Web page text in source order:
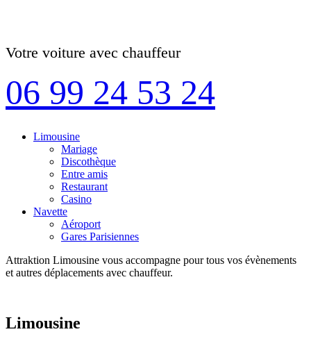
Votre voiture avec chauffeur
06 99 24 53 24
Limousine
Mariage
Discothèque
Entre amis
Restaurant
Casino
Navette
Aéroport
Gares Parisiennes
Attraktion Limousine vous accompagne pour tous vos évènements
et autres déplacements avec chauffeur.
Limousine